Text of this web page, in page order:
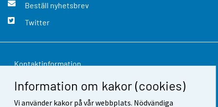
Information om kakor (cookies)
Vi använder kakor på vår webbplats. Nödvändiga
Beställ nyhetsbrev
Twitter
Kontaktinformation
Respons
Användarvillkor